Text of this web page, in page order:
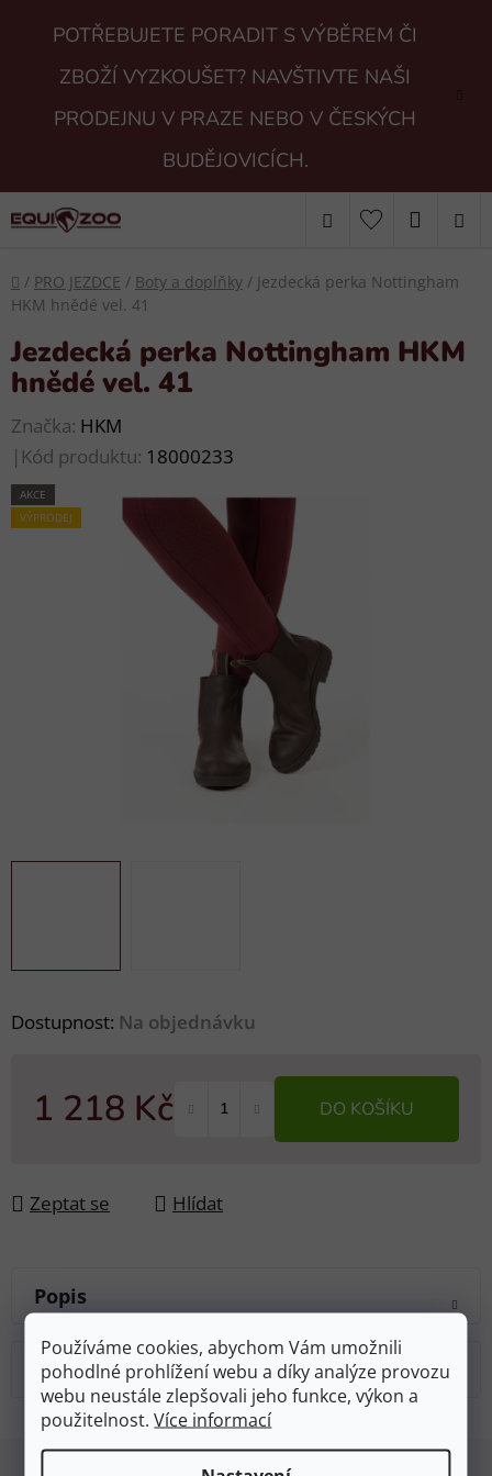
Používáme cookies, abychom Vám umožnili
pohodlné prohlížení webu a díky analýze provozu
webu neustále zlepšovali jeho funkce, výkon a
použitelnost.Více informací
POTŘEBUJETE PORADIT S VÝBĚREM ČI
ZBOŽÍ VYZKOUŠET? NAVŠTIVTE NAŠI
PRODEJNU V PRAZE NEBO V ČESKÝCH
BUDĚJOVICÍCH.
Hledat
KOŠÍK
Domů
/ PRO JEZDCE / Boty a doplňky / Jezdecká perka Nottingham
HKM hnědé vel. 41
Dostupnost: Na objednávku
1 218 Kč DO KOŠÍKU
Zeptat se Hlídat
Jezdecká perka Nottingham HKM
hnědé vel. 41
Značka: HKM
| Kód produktu: 18000233
AKCE
VÝPRODEJ
Popis
Diskuze